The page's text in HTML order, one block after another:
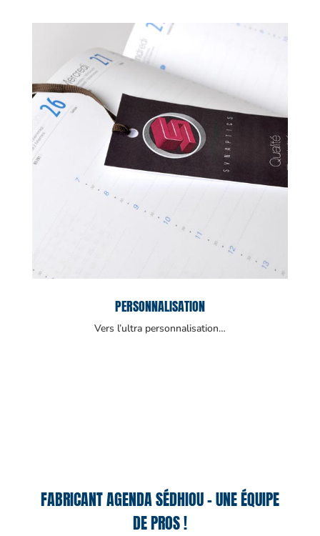
PERSONNALISATION
Vers l’ultra personnalisation…
FABRICANT AGENDA SÉDHIOU – UNE ÉQUIPE
DE PROS !